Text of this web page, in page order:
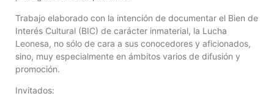
Trabajo elaborado con la intención de documentar el Bien de
Interés Cultural (BIC) de carácter inmaterial, la Lucha
Leonesa, no sólo de cara a sus conocedores y aficionados,
sino, muy especialmente en ámbitos varios de difusión y
promoción.
Invitados: